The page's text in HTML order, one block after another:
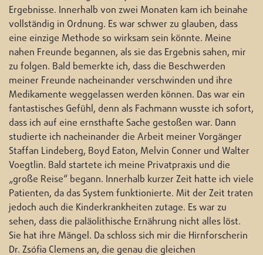
Ergebnisse. Innerhalb von zwei Monaten kam ich beinahe
vollständig in Ordnung. Es war schwer zu glauben, dass
eine einzige Methode so wirksam sein könnte. Meine
nahen Freunde begannen, als sie das Ergebnis sahen, mir
zu folgen. Bald bemerkte ich, dass die Beschwerden
meiner Freunde nacheinander verschwinden und ihre
Medikamente weggelassen werden können. Das war ein
fantastisches Gefühl, denn als Fachmann wusste ich sofort,
dass ich auf eine ernsthafte Sache gestoßen war. Dann
studierte ich nacheinander die Arbeit meiner Vorgänger
Staffan Lindeberg, Boyd Eaton, Melvin Conner und Walter
Voegtlin. Bald startete ich meine Privatpraxis und die
„große Reise“ begann. Innerhalb kurzer Zeit hatte ich viele
Patienten, da das System funktionierte. Mit der Zeit traten
jedoch auch die Kinderkrankheiten zutage. Es war zu
sehen, dass die paläolithische Ernährung nicht alles löst.
Sie hat ihre Mängel. Da schloss sich mir die Hirnforscherin
Dr. Zsófia Clemens an, die genau die gleichen